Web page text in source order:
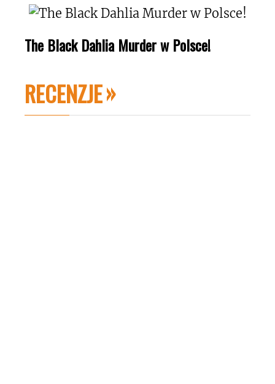
The Black Dahlia Murder w Polsce!
RECENZJE